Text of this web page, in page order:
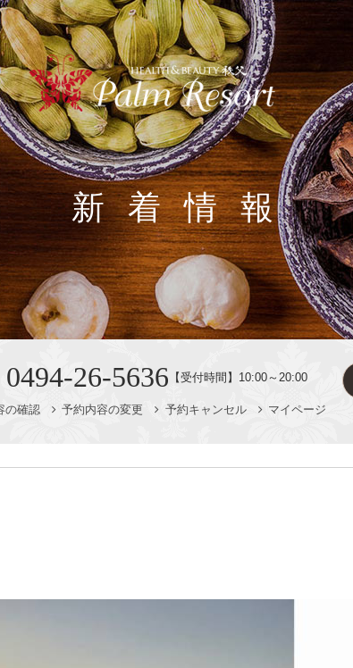
新着情報
0494-26-5636 【受付時間】10:00～20:00
の確認 予約内容の変更 予約キャンセル マイページ
エステ ファスティング（
ティ・客室 新着情報
0494-26-5636 ご宿泊プラン一覧へ